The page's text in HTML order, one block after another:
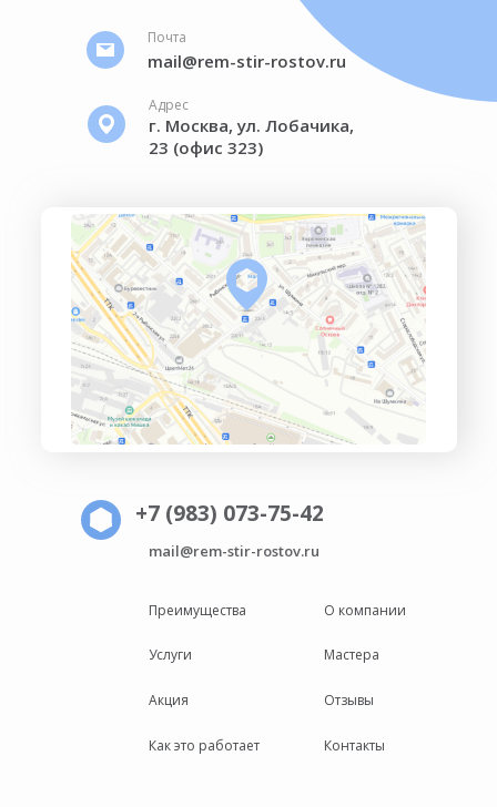
Адрес
г. Москва, ул. Лобачика,
23 (офис 323)
mail@rem-stir-rostov.ru
Почта
+7 (983) 073-75-42
mail@rem-stir-rostov.ru
Преимущества
Услуги
Акция
Как это работает
О компании
Мастера
Отзывы
Контакты